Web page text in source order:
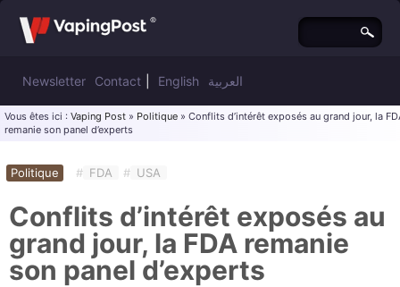
Newsletter Contact English العربية
Vous êtes ici : Vaping Post » Politique » Conflits d’intérêt exposés au grand jour, la
remanie son panel d’experts
Politique # FDA # USA
Conflits d’intérêt exposés au
grand jour, la FDA remanie
son panel d’experts